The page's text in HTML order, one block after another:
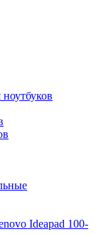
Ideapad 100-